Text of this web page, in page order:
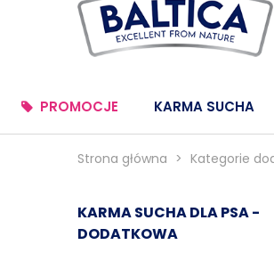
PROMOCJE KARMA SUCHA
Strona główna > Kategorie
KARMA SUCHA DLA PSA -
DODATKOWA